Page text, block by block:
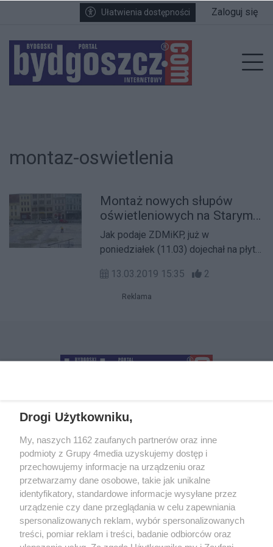
Przejdź do głównych treści
Przejdź do wyszukiwarki
Przejdź do głównego menuUłatwienia dostępności Zaloguj się
montaz-oswietlenia
Montaż nowych słupów
oświetleniowych na Starym
Rynku
Jak podaje ZDMiKP, już w
poniedziałek (11.03) dojechał na płytę
odresturowanymi słupami oświetlenia,
rewitalizowanego Rynku. Krótko po
słupów.
13.03.2019 15:35 2
Reklama
+48 52 5812666
O nas Reklama Regulamin
Kontakt
Wydarzenia
Ogłoszenia Katalog firm
Zapisz się do newslettera
Drogi Użytkowniku,
My, naszych 1162 zaufanych partnerów oraz inne
podmioty z Grupy 4media uzyskujemy dostęp i
przechowujemy informacje na urządzeniu oraz
przetwarzamy dane osobowe, takie jak unikalne
identyfikatory, standardowe informacje wysyłane przez
urządzenie czy dane przeglądania w celu zapewniania
spersonalizowanych reklam, wybór spersonalizowanych
treści, pomiar reklam i treści, badanie odbiorców oraz